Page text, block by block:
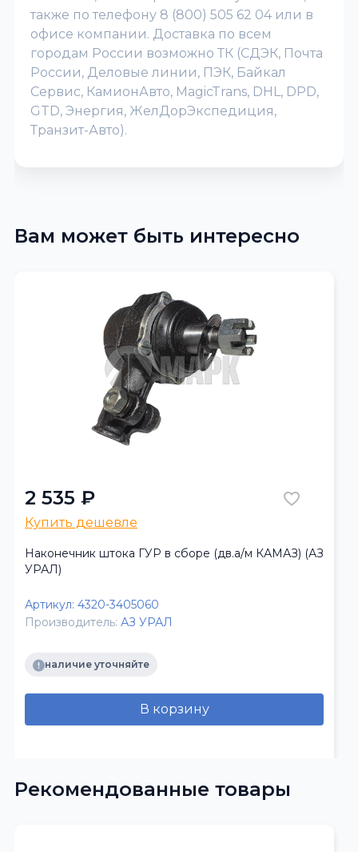
также по телефону 8 (800) 505 62 04 или в
офисе компании. Доставка по всем
городам России возможно ТК (СДЭК, Почта
России, Деловые линии, ПЭК, Байкал
Сервис, КамионАвто, MagicTrans, DHL, DPD,
GTD, Энергия, ЖелДорЭкспедиция,
Транзит-Авто).
Вам может быть интересно
2 535 ₽
Купить дешевле
Наконечник штока ГУР в сборе (дв.а/м КАМАЗ) (АЗ
УРАЛ)
Артикул: 4320-3405060
Производитель: АЗ УРАЛ
наличие уточняйте
В корзину
Рекомендованные товары